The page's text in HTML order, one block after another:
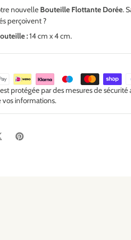
nouvelle Bouteille Flottante Dorée.
perçoivent ?
:14 cm x 4 cm.
protégée par des mesures de sécurité
informations.